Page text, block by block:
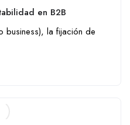
en B2B
business), la fijación de